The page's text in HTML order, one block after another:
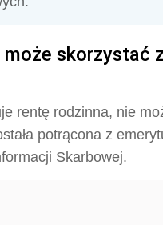
może skorzystać
rentę rodzinna, nie
potrącona z
Skarbowej.